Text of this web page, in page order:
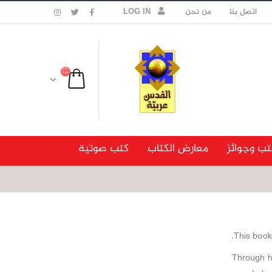
اتصل بنا من نحن LOG IN
وجوائز معارض الكتاب كتب صوتية
This
Through